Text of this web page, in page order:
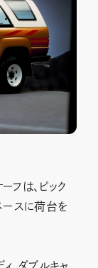
フは、ピック
ースに荷台を